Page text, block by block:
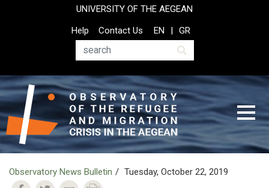
UNIVERSITY OF THE AEGEAN
Top
Header
Help
Contact Us
Search
EN GR
Observatory News Bulletin Tuesday, October 22, 2019